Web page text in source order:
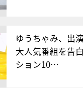
ゆうちゃみ、出
大人気番組を告
ション10…